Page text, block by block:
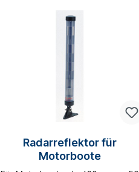
Radarreflektor für
Motorboote